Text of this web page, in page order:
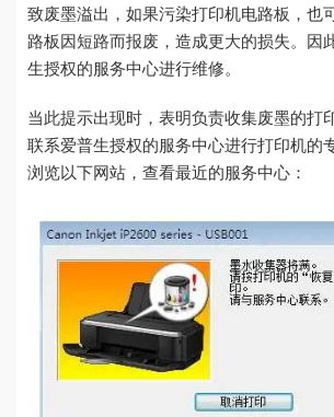
致废墨溢出，如果污染打印机电路板，也
路板因短路而报废，造成更大的损失。因
生授权的服务中心进行维修。
当此提示出现时，表明负责收集废墨的打
联系爱普生授权的服务中心进行打印机的
浏览以下网站，查看最近的服务中心：